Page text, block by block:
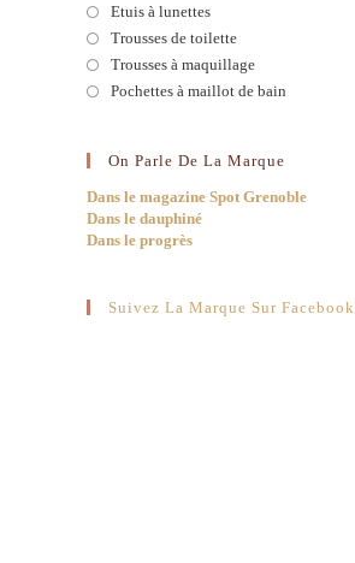
Etuis à lunettes
Trousses de toilette
Trousses à maquillage
Pochettes à maillot de bain
On Parle De La Marque
Dans le magazine Spot Grenoble
Dans le dauphiné
Dans le progrès
Suivez La Marque Sur Facebook